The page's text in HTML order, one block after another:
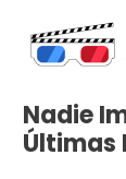
Nadie
Últimas